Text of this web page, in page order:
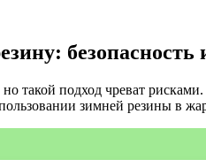
безопасность
такой подход чреват
зимней резины в